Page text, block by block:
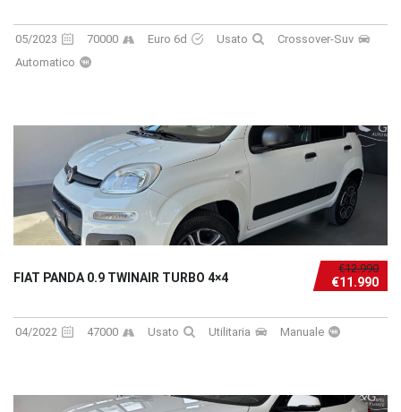
05/2023 70000 Euro 6d Usato
Crossover-Suv
Automatico
€12.990
€11.990
FIAT PANDA 0.9 TWINAIR TURBO 4×4
04/2022 47000 Usato Utilitaria Manuale